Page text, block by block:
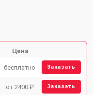
Цена
бесплатно Заказать
от 2400 ₽ Заказать